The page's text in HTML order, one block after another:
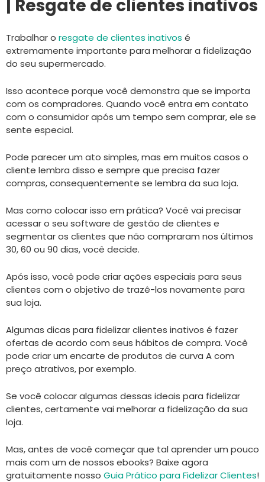
| Resgate de clientes inativos
Trabalhar o resgate de clientes inativos é
extremamente importante para melhorar a fidelização
do seu supermercado.
Isso acontece porque você demonstra que se importa
com os compradores. Quando você entra em contato
com o consumidor após um tempo sem comprar, ele se
sente especial.
Pode parecer um ato simples, mas em muitos casos o
cliente lembra disso e sempre que precisa fazer
compras, consequentemente se lembra da sua loja.
Mas como colocar isso em prática? Você vai precisar
acessar o seu software de gestão de clientes e
segmentar os clientes que não compraram nos últimos
30, 60 ou 90 dias, você decide.
Após isso, você pode criar ações especiais para seus
clientes com o objetivo de trazê-los novamente para
sua loja.
Algumas dicas para fidelizar clientes inativos é fazer
ofertas de acordo com seus hábitos de compra. Você
pode criar um encarte de produtos de curva A com
preço atrativos, por exemplo.
Se você colocar algumas dessas ideais para fidelizar
clientes, certamente vai melhorar a fidelização da sua
loja.
Mas, antes de você começar que tal aprender um pouco
mais com um de nossos ebooks? Baixe agora
gratuitamente nosso Guia Prático para Fidelizar Clientes!